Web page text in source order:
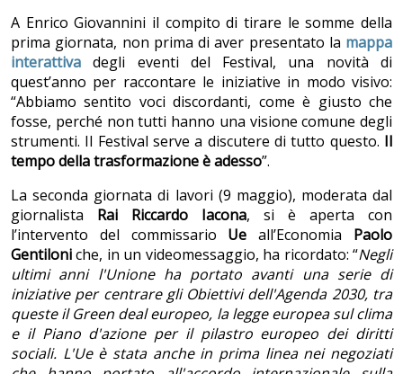
A Enrico Giovannini il compito di tirare le somme della
prima giornata, non prima di aver presentato la mappa
interattiva degli eventi del Festival, una novità di
quest’anno per raccontare le iniziative in modo visivo:
“Abbiamo sentito voci discordanti, come è giusto che
fosse, perché non tutti hanno una visione comune degli
strumenti. Il Festival serve a discutere di tutto questo. Il
tempo della trasformazione è adesso”.
La seconda giornata di lavori (9 maggio), moderata dal
giornalista Rai Riccardo Iacona, si è aperta con
l’intervento del commissario Ue all’Economia Paolo
Gentiloniche, in un videomessaggio, ha ricordato: “Negli
ultimi anni l'Unione ha portato avanti una serie di
iniziative per centrare gli Obiettivi dell'Agenda 2030, tra
queste il Green deal europeo, la legge europea sul clima
e il Piano d'azione per il pilastro europeo dei diritti
sociali. L'Ue è stata anche in prima linea nei negoziati